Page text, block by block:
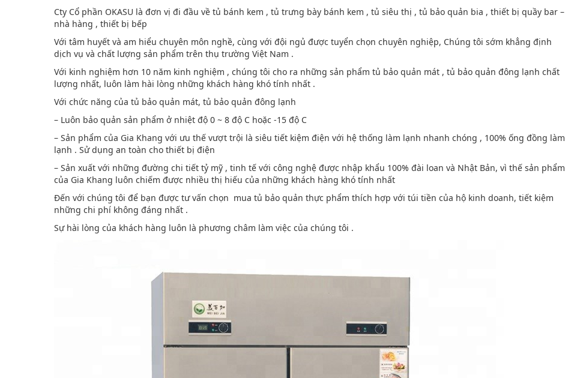
Cty Cổ phần OKASU là đơn vị đi đầu về tủ bánh kem , tủ trưng bày bánh kem , tủ siêu thị , tủ bảo quản bia , thiết bị quầy bar –
nhà hàng , thiết bị bếp
Với tâm huyết và am hiểu chuyên môn nghề, cùng với đội ngủ được tuyển chọn chuyên nghiệp, Chúng tôi sớm khẳng định
dịch vụ và chất lượng sản phẩm trên thụ trường Việt Nam .
Với kinh nghiệm hơn 10 năm kinh nghiệm , chúng tôi cho ra những sản phẩm tủ bảo quản mát , tủ bảo quản đông lạnh chất
lượng nhất, luôn làm hài lòng những khách hàng khó tính nhất .
Với chức năng của tủ bảo quản mát, tủ bảo quản đông lạnh
– Luôn bảo quản sản phẩm ở nhiệt độ 0 ~ 8 độ C hoặc -15 độ C
– Sản phẩm của Gia Khang với ưu thế vượt trội là siêu tiết kiệm điện với hệ thống làm lạnh nhanh chóng , 100% ống đồng làm
lạnh . Sử dụng an toàn cho thiết bị điện
– Sản xuất với những đường chi tiết tỷ mỹ , tinh tế với công nghệ được nhập khẩu 100% đài loan và Nhật Bản, vì thế sản phẩm
của Gia Khang luôn chiếm được nhiều thị hiếu của những khách hàng khó tính nhất
Đến với chúng tôi để bạn được tư vấn chọn mua tủ bảo quản thực phẩm thích hợp với túi tiền của hộ kinh doanh, tiết kiệm
những chi phí không đáng nhất .
Sự hài lòng của khách hàng luôn là phương châm làm việc của chúng tôi .